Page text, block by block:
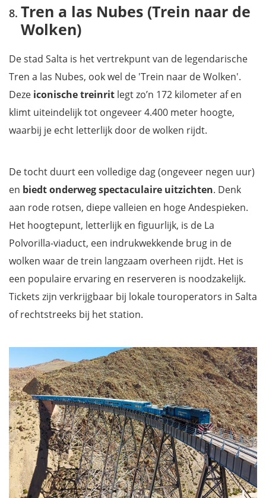
Tren a las Nubes (Trein naar de
Wolken)
De stad Salta is het vertrekpunt van de legendarische
Tren a las Nubes, ook wel de 'Trein naar de Wolken'.
Deze iconische treinrit legt zo’n 172 kilometer af en
klimt uiteindelijk tot ongeveer 4.400 meter hoogte,
waarbij je echt letterlijk door de wolken rijdt.
De tocht duurt een volledige dag (ongeveer negen uur)
en biedt onderweg spectaculaire uitzichten. Denk
aan rode rotsen, diepe valleien en hoge Andespieken.
Het hoogtepunt, letterlijk en figuurlijk, is de La
Polvorilla-viaduct, een indrukwekkende brug in de
wolken waar de trein langzaam overheen rijdt. Het is
een populaire ervaring en reserveren is noodzakelijk.
Tickets zijn verkrijgbaar bij lokale touroperators in Salta
of rechtstreeks bij het station.